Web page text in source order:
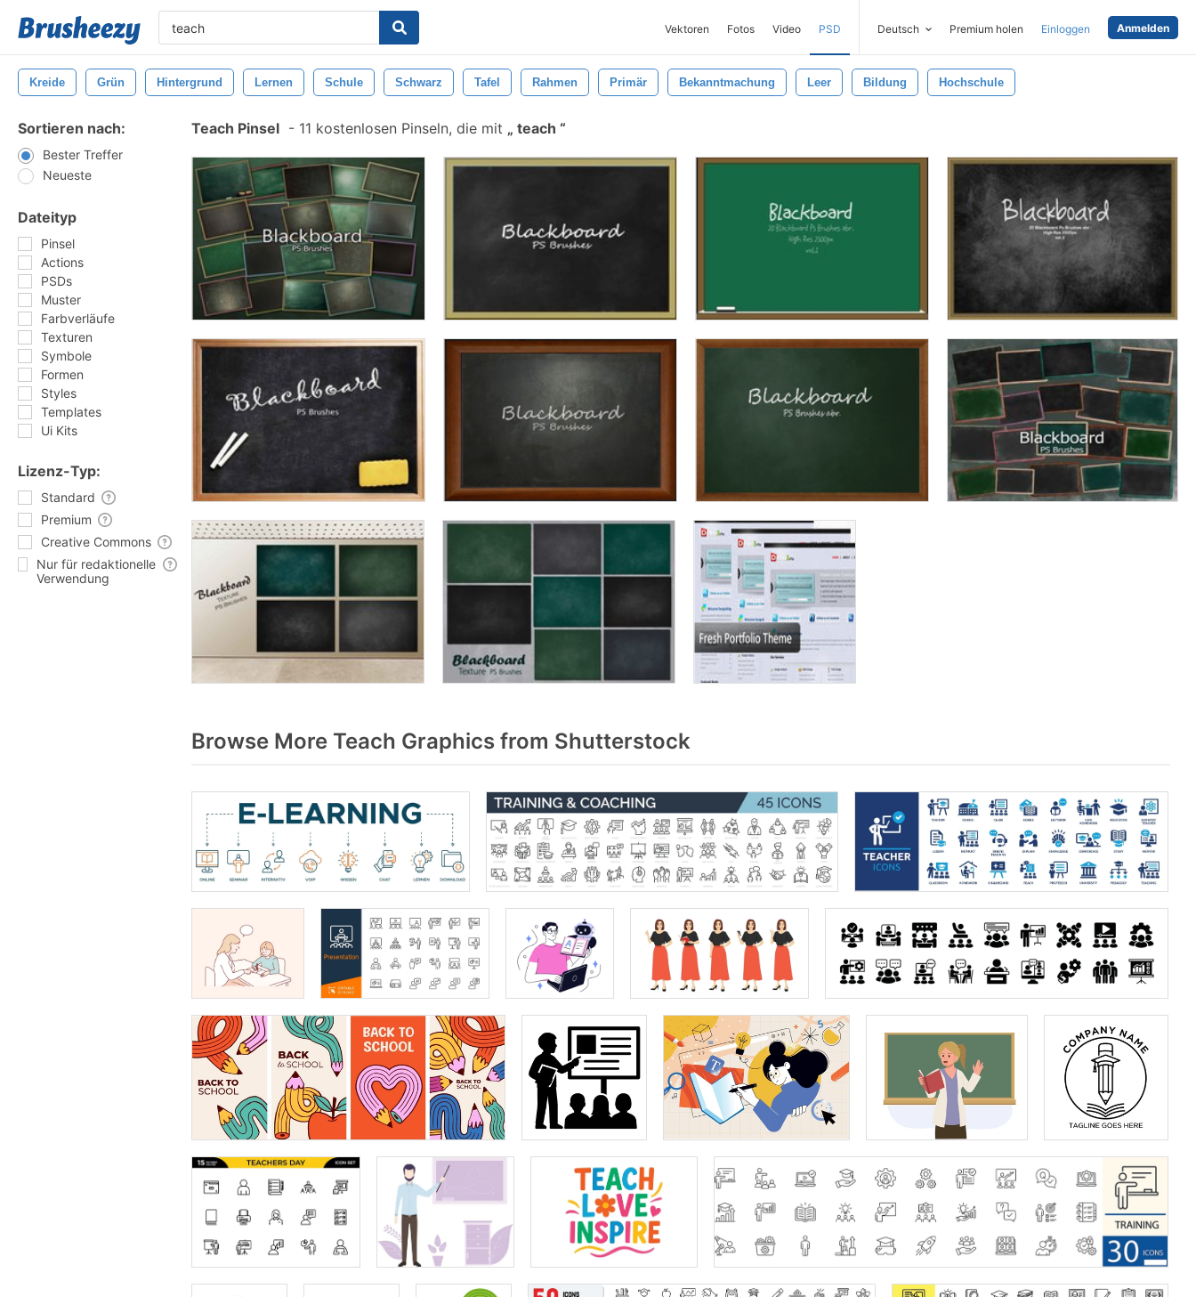
Vektoren Fotos Video PSD Deutsch Premium holen Einloggen Anmelden
Kreide Grün Hintergrund Lernen Schule Schwarz Tafel Rahmen Primär Bekanntmachung Leer Bildung Hochschule
Sortieren nach:
Bester Treffer
Neueste
Dateityp
Pinsel
Actions
PSDs
Muster
Farbverläufe
Texturen
Symbole
Formen
Styles
Templates
Ui Kits
Lizenz-Typ:
Standard
Premium
Creative Commons
Nur für redaktionelle
Verwendung
Teach Pinsel - 11 kostenlosen Pinseln, die mit teach
Browse More Teach Graphics from Shutterstock